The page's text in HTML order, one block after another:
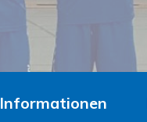
Informationen